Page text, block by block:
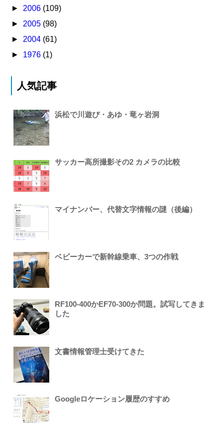
► 2006 (109)
► 2005 (98)
► 2004 (61)
► 1976 (1)
人気記事
浜松で川遊び・あゆ・竜ヶ岩洞
サッカー高所撮影その2 カメラの比較
マイナンバー、代替文字情報の謎（後編）
ベビーカーで新幹線乗車、3つの作戦
RF100-400かEF70-300か問題。試写してきま
した
文書情報管理士受けてきた
Googleロケーション履歴のすすめ